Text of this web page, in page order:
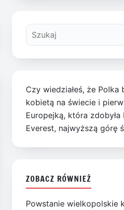
Czy wiedziałeś, że Polka
kobietą na świecie i
Europejką, która zdobyła
Everest, najwyższą górę
ZOBACZ RÓWNIEŻ
Powstanie wielkopolskie